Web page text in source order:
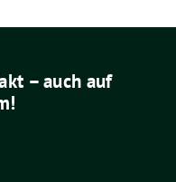
– auch auf